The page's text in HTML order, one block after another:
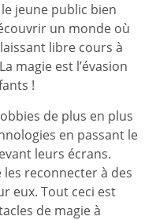
jeune public bien
un monde où
libre cours à
magie est l’évasion
!
de plus en plus
en passant le
leurs écrans.
reconnecter à des
eux. Tout ceci est
de magie à